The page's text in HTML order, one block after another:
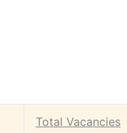
Total Vacancies